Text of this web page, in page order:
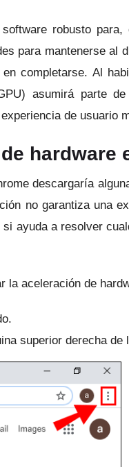
robusto
para mantenerse al
completarse. Al
asumirá parte
de usuario
hardware
descargaría
no garantiza una
ayuda a resolver
la aceleración de
superior derecha de